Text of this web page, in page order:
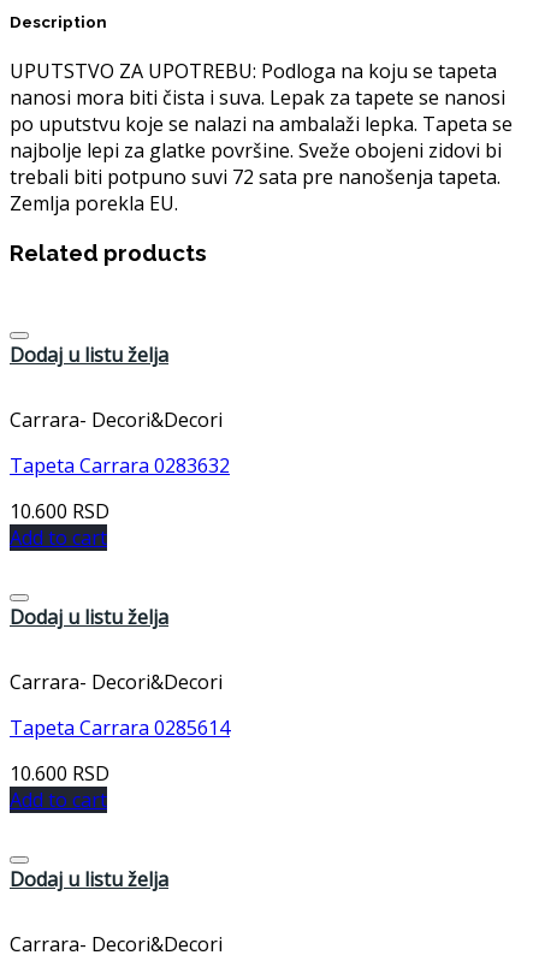
Description
UPUTSTVO ZA UPOTREBU: Podloga na koju se tapeta
nanosi mora biti čista i suva. Lepak za tapete se nanosi
po uputstvu koje se nalazi na ambalaži lepka. Tapeta se
najbolje lepi za glatke površine. Sveže obojeni zidovi bi
trebali biti potpuno suvi 72 sata pre nanošenja tapeta.
Zemlja porekla EU.
Related products
Dodaj u listu želja
Carrara- Decori&Decori
Tapeta Carrara 0283632
10.600 RSD
Add to cart
Dodaj u listu želja
Carrara- Decori&Decori
Tapeta Carrara 0285614
10.600 RSD
Add to cart
Dodaj u listu želja
Carrara- Decori&Decori